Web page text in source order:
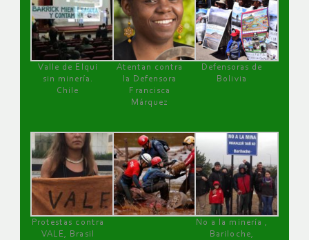
Valle de Elqui
sin minería.
Chile
Atentan contra
la Defensora
Francisca
Márquez
Defensoras de
Bolivia
Protestas contra
VALE, Brasil
No a la minería ,
Bariloche,